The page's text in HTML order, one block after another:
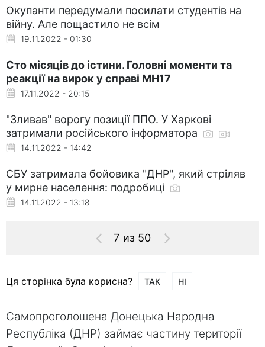
Окупанти передумали посилати студентів на
війну. Але пощастило не всім
19.11.2022 - 01:30
Сто місяців до істини. Головні моменти та
реакції на вирок у справі MH17
17.11.2022 - 20:15
"Зливав" ворогу позиції ППО. У Харкові
затримали російського інформатора
14.11.2022 - 14:42
СБУ затримала бойовика "ДНР", який стріляв
у мирне населення: подробиці
14.11.2022 - 13:18
7 из 50
Ця сторінка була корисна? ТАК НІ
Самопроголошена Донецька Народна
Республіка (ДНР) займає частину території